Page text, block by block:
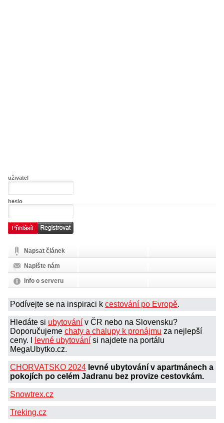
uživatel
heslo
Napsat článek
Napište nám
Info o serveru
Podívejte se na inspiraci k cestování po Evropě.
Hledáte si ubytování v ČR nebo na Slovensku?
Doporučujeme chaty a chalupy k pronájmu za nejlepší
ceny. I
levné ubytování si najdete na portálu
MegaUbytko.cz.
CHORVATSKO 2024 levné ubytování v apartmánech a
pokojích po celém Jadranu bez provize cestovkám.
Snowtrex.cz
Treking.cz